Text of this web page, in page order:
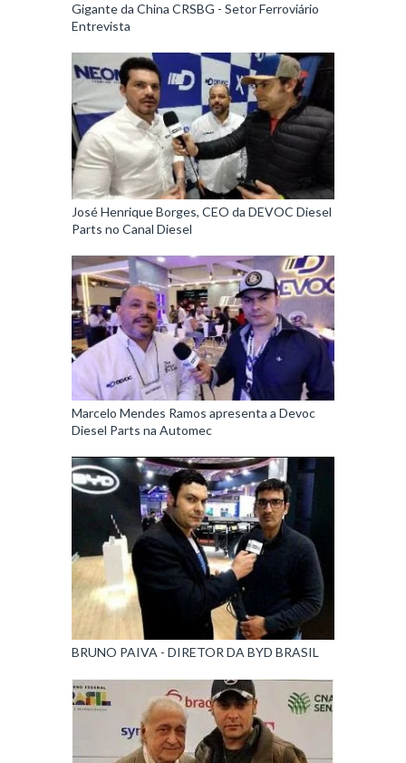
Gigante da China CRSBG - Setor Ferroviário
Entrevista
José Henrique Borges, CEO da DEVOC Diesel
Parts no Canal Diesel
Marcelo Mendes Ramos apresenta a Devoc
Diesel Parts na Automec
BRUNO PAIVA - DIRETOR DA BYD BRASIL